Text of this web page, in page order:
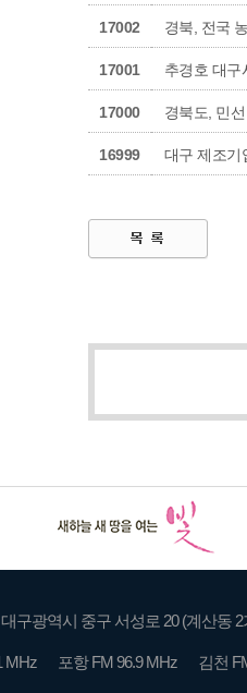
17002 경북, 전국
17001 추경호 대구
17000 경북도, 민
16999 대구 제조기
대구광역시 중구 서성로 20 (계산동 2
MHz
포항 FM 96.9 MHz
김천